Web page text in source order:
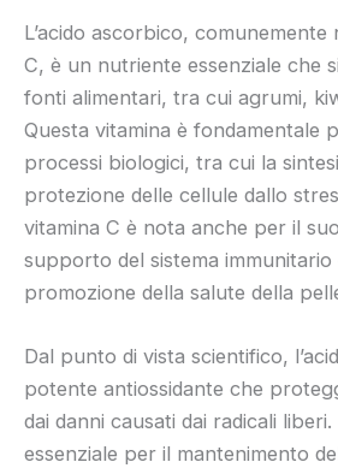
L’acido ascorbico,
C, è un nutriente essenziale che
fonti alimentari, tra cui agrumi,
Questa vitamina è fondamentale
processi biologici, tra cui la
protezione delle cellule dallo
vitamina C è nota anche per il
supporto del sistema immunitario
promozione della salute della
Dal punto di vista scientifico,
potente antiossidante che
dai danni causati dai radicali
essenziale per il mantenimento